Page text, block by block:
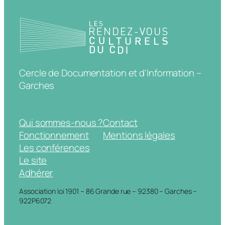
Cercle de Documentation et d'Information –
Garches
Qui sommes-nous ?
Fonctionnement
Les conférences
Le site
Adhérer
Contact
Mentions légales
Association loi 1901 – 86 Grande rue – 92380 – Garches –
922P6072